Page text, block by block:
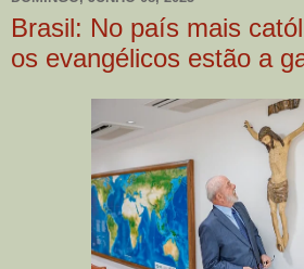
Brasil: No país mais
os evangélicos estão a